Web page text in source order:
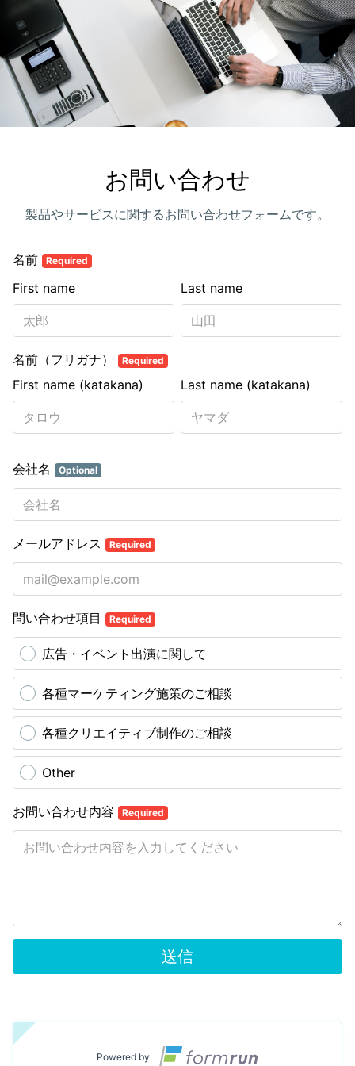
お問い合わせ
製品やサービスに関するお問い合わせフォームです。
名前 Required
Last name
First name
名前（フリガナ） Required
Last name (katakana)
First name (katakana)
会社名 Optional
メールアドレス Required
問い合わせ項目 Required
広告・イベント出演に関して
各種マーケティング施策のご相談
各種クリエイティブ制作のご相談
Other
お問い合わせ内容 Required
送信
Powered by